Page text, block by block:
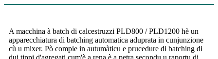
A macchina à batch di calcestruzzi PLD800 / PLD1200 hè un
apparecchiatura di batching automatica aduprata in cunjunzione
cù u mixer. Pò compie in autumàticu e prucedure di batching di
dui tippi d'agregati cum'è a rena è a petra secondu u raportu di